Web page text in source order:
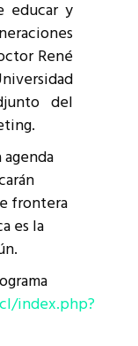
educar y
René
del
frontera
es la
index.php?